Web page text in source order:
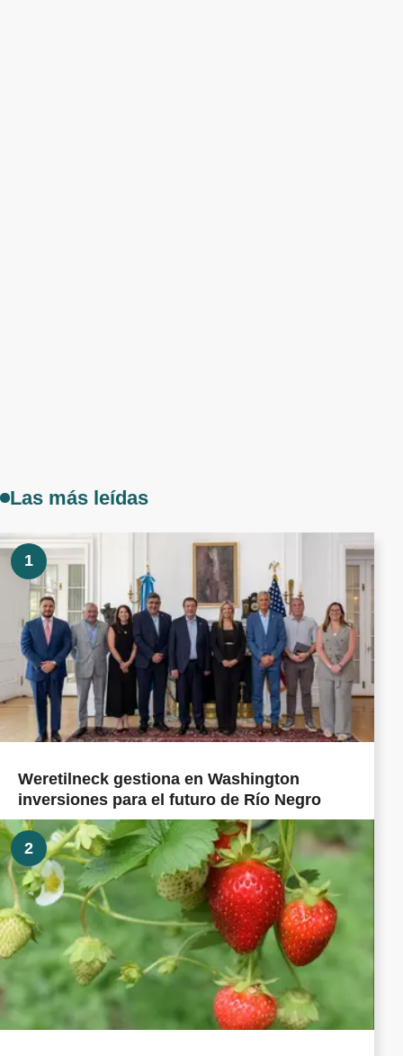
Las más leídas
1
Weretilneck gestiona en Washington
inversiones para el futuro de Río Negro
2